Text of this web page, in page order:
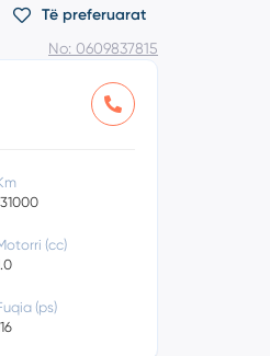
Të preferuarat
No: 0609837815
(cc)
(ps)